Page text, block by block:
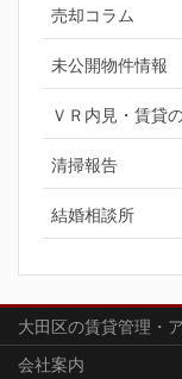
売却コラム
未公開物件情報
ＶＲ内見・賃貸
清掃報告
結婚相談所
大田区の賃貸管理・
会社案内